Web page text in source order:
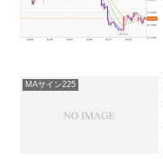
MAサイン225